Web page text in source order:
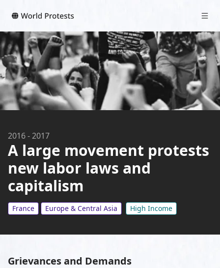
2016-2017
A large movement protests
new labor laws and
capitalism
France Europe & Central Asia High Income
Grievances and Demands